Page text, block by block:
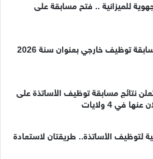
للميزانية .. فتح مسابقة على
وزارة الرياضة تعلن عن فتح مسابقة توظيف خارجي بعنوان سنة 2026
تعلن نتائج مسابقة توظيف الأساتذة على
في 4 ولايات
لتوظيف الأساتذة.. طريقتان لاستعادة